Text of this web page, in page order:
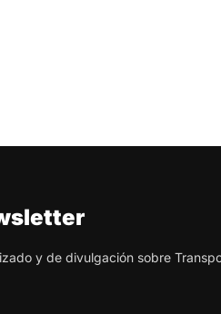
y de divulgación sobre